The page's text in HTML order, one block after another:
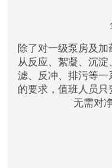
除了对一级泵房及
从反应、絮凝、沉
滤、反冲、排污等
的要求，值班人员只
无需对